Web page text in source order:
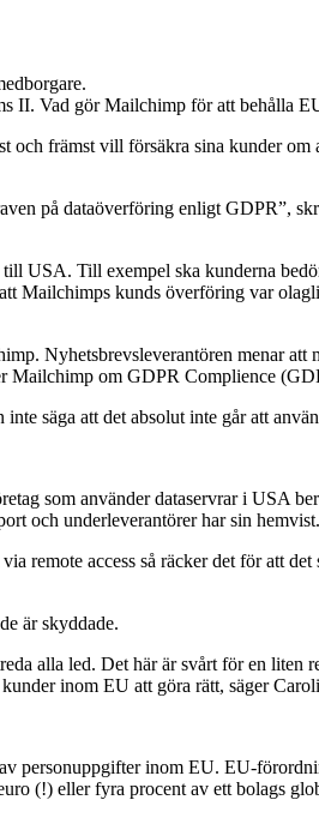
II. Vad gör Mailchimp för att behålla
främst vill försäkra sina kunder
på dataöverföring enligt GDPR”,
USA. Till exempel ska kunderna
Mailchimps kunds överföring var
Nyhetsbrevsleverantören menar att
Mailchimp om GDPR Complience
säga att det absolut inte går att
som använder dataservrar i USA
och underleverantörer har sin hemvist.
remote access så räcker det för att
är skyddade.
alla led. Det här är svårt för en liten
inom EU att göra rätt, säger
personuppgifter inom EU. EU-
(!) eller fyra procent av ett bolags